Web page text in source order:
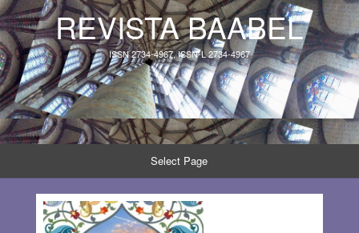
REVISTA BAABEL
ISSN 2734-4967, ISSN-L 2734-4967
Select Page